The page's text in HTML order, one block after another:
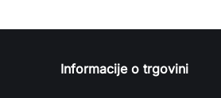
Informacije o trgovini